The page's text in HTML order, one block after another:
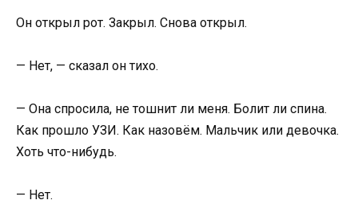
Он открыл рот. Закрыл. Снова открыл.
— Нет, — сказал он тихо.
— Она спросила, не тошнит ли меня. Болит ли спина.
Как прошло УЗИ. Как назовём. Мальчик или девочка.
Хоть что-нибудь.
— Нет.